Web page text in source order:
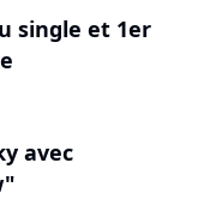
single et 1er
avec